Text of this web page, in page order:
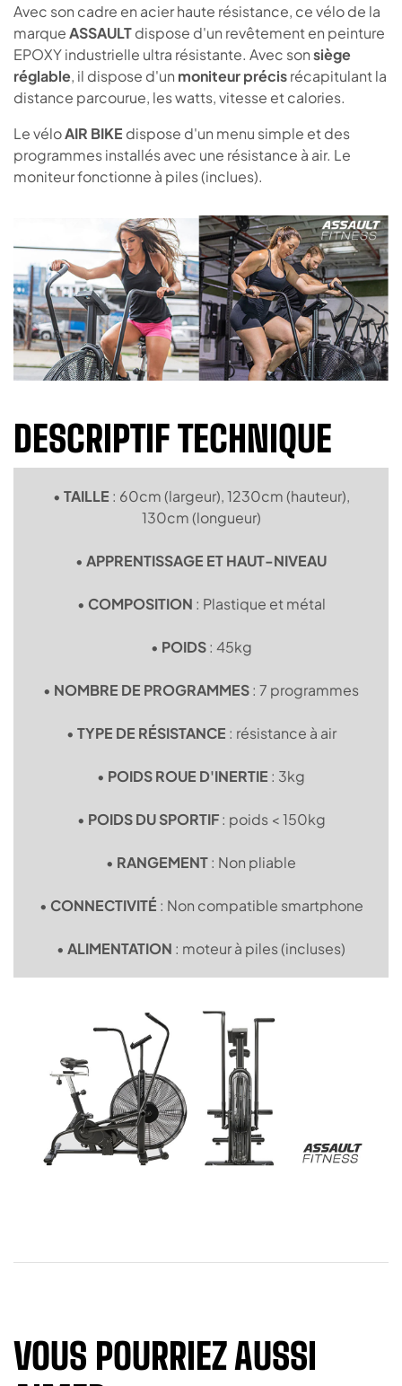
Avec son cadre en acier haute résistance, ce vélo de la
marqueASSAULTdispose d'un revêtement en peinture
EPOXY industrielle ultra résistante. Avec sonsiège
réglable, il dispose d'un moniteur précisrécapitulant la
distance parcourue, les watts, vitesse et calories.
Le véloAIR BIKE dispose d'un menu simple et des
programmes installés avec une résistance à air. Le
moniteur fonctionne à piles (inclues).
DESCRIPTIF TECHNIQUE
• TAILLE : 60cm (largeur), 1230cm (hauteur),
130cm (longueur)
• APPRENTISSAGE ET HAUT-NIVEAU
• COMPOSITION : Plastique et métal
• POIDS: 45kg
• NOMBRE DE PROGRAMMES: 7 programmes
• TYPE DE RÉSISTANCE : résistance à air
• POIDS ROUE D'INERTIE : 3kg
• POIDS DU SPORTIF: poids < 150kg
• RANGEMENT: Non pliable
• CONNECTIVITÉ : Non compatible smartphone
• ALIMENTATION : moteur à piles (incluses)
VOUS POURRIEZ AUSSI